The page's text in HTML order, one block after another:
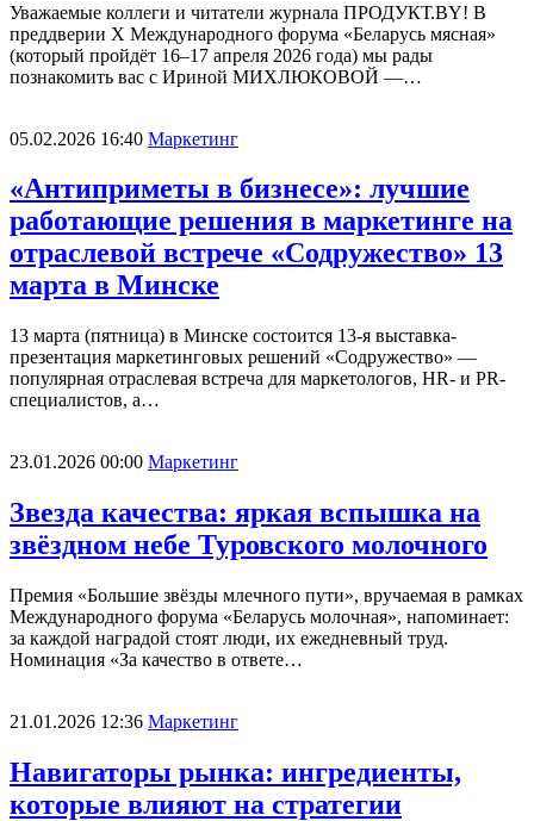
Уважаемые коллеги и читатели журнала ПРОДУКТ.BY! В
преддверии X Международного форума «Беларусь мясная»
(который пройдёт 16–17 апреля 2026 года) мы рады
познакомить вас с Ириной МИХЛЮКОВОЙ —…
05.02.2026 16:40 Маркетинг
«Антиприметы в бизнесе»: лучшие
работающие решения в маркетинге на
отраслевой встрече «Содружество» 13
марта в Минске
13 марта (пятница) в Минске состоится 13-я выставка-
презентация маркетинговых решений «Содружество» —
популярная отраслевая встреча для маркетологов, HR- и PR-
специалистов, а…
23.01.2026 00:00 Маркетинг
Звезда качества: яркая вспышка на
звёздном небе Туровского молочного
Премия «Большие звёзды млечного пути», вручаемая в рамках
Международного форума «Беларусь молочная», напоминает:
за каждой наградой стоят люди, их ежедневный труд.
Номинация «За качество в ответе…
21.01.2026 12:36 Маркетинг
Навигаторы рынка: ингредиенты,
которые влияют на стратегии